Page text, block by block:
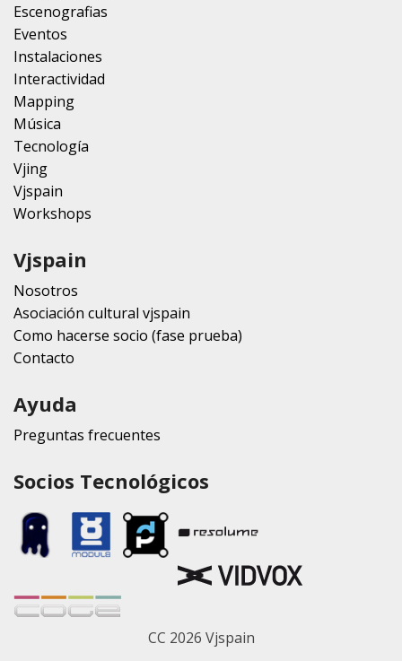
Escenografias
Eventos
Instalaciones
Interactividad
Mapping
Música
Tecnología
Vjing
Vjspain
Workshops
Vjspain
Nosotros
Asociación cultural vjspain
Como hacerse socio (fase prueba)
Contacto
Ayuda
Preguntas frecuentes
Socios Tecnológicos
CC 2026 Vjspain